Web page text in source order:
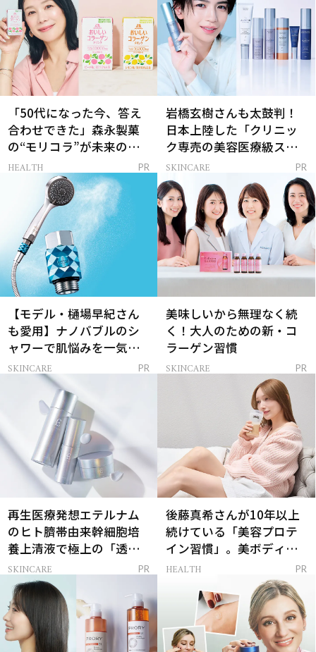
「50代になった今、答え
合わせできた」森永製菓
の“モリコラ”が未来のキ
レイを連れてくる！
HEALTH PR
岩橋玄樹さんも太鼓判！
日本上陸した「クリニッ
ク専売の美容医療級スキ
ンケア」
SKINCARE PR
【モデル・樋場早紀さん
も愛用】ナノバブルのシ
ャワーで肌悩みを一気に
解決
SKINCARE PR
美味しいから無理なく続
く！大人のための新・コ
ラーゲン習慣
SKINCARE PR
再生医療発想エテルナム
のヒト臍帯由来幹細胞培
養上清液で極上の「透明
感ハリ肌」へ
SKINCARE PR
後藤真希さんが10年以上
続けている「美容プロテ
イン習慣」。美ボディを
支える朝ルーティンと
HEALTH PR